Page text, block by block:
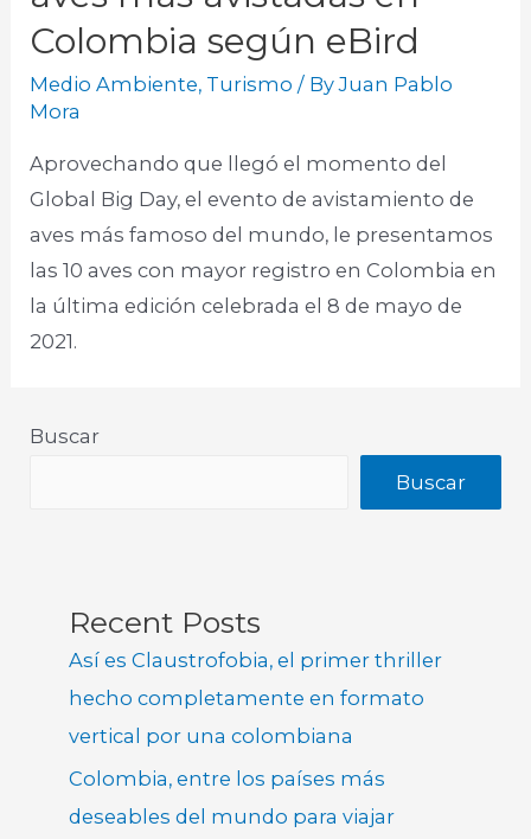
Colombia según eBird
Medio Ambiente, Turismo / ByJuan Pablo
Mora
Aprovechando que llegó el momento del
Global Big Day, el evento de avistamiento de
aves más famoso del mundo, le presentamos
las 10 aves con mayor registro en Colombia en
la última edición celebrada el 8 de mayo de
2021. ​
Buscar
Buscar
Recent Posts
Así es Claustrofobia, el primer thriller
hecho completamente en formato
vertical por una colombiana
Colombia, entre los países más
deseables del mundo para viajar